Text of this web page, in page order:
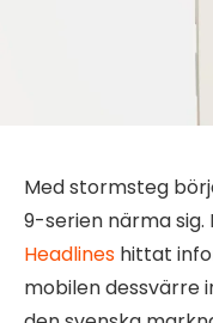
Med stormsteg
9-serien närma
Headlines hittat
mobilen dessvärre